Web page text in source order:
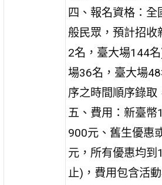
四、報名資格：
般民眾，預計招收
2名，臺大場144
場36名，臺大場
序之時間順序錄取
五、費用：新臺幣
900元、舊生優惠
元，所有優惠均
止)，費用包含活